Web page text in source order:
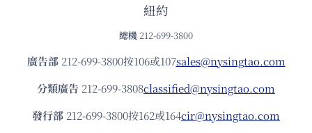
紐約
總機 212-699-3800
廣告部212-699-3800按106或107sales@nysingtao.com
分類廣告 212-699-3808classified@nysingtao.com
發⾏部 212-699-3800按162或164cir@nysingtao.com